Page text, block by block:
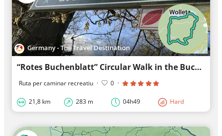
Germany - The Travel Destination
“Rotes Buchenblatt” Circular Walk in the Buchenwald Grumsin World Natural Heritage Site
Ruta per caminar recreatiu · 0 ·
21,8 km 283 m 04h49 Hard